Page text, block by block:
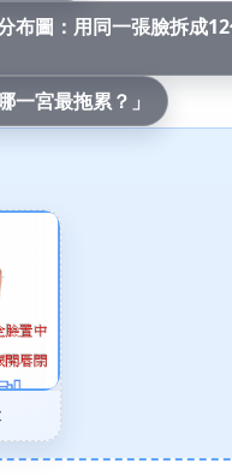
布圖：用同一張臉拆成
一宮最拖累？」